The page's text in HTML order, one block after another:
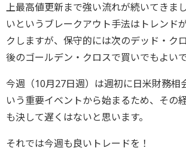
上最高値更新まで強い流れが続いてきま
いというブレークアウト手法はトレンド
クしますが、保守的には次のデッド・ク
後のゴールデン・クロスで買いでもよいで
今週（10月27日週）は週初に日米財務相
いう重要イベントから始まるため、その
も決して遅くはないと思います。
それでは今週も良いトレードを！